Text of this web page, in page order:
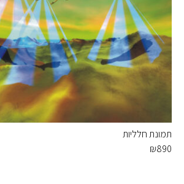
תמונת חלליות
₪890